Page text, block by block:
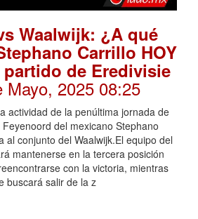
Waalwijk: ¿A qué
Carrillo HOY
de Eredivisie
Mayo, 2025 08:25
actividad de la penúltima jornada de
del mexicano Stephano
al conjunto del Waalwijk.El equipo del
mantenerse en la tercera posición
con la victoria, mientras
buscará salir de la z